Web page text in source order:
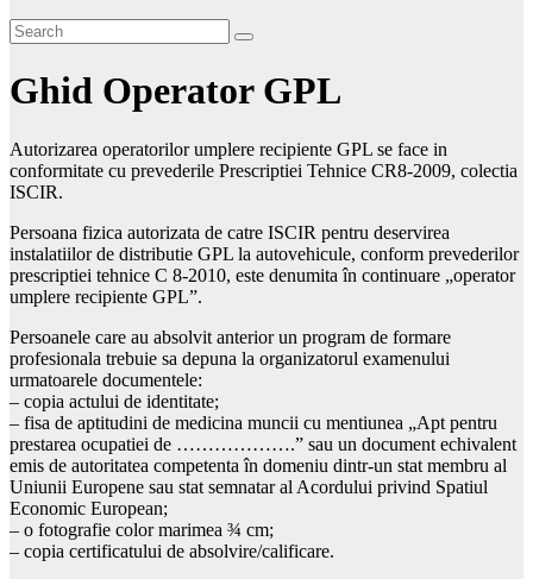
Ghid Operator GPL
Autorizarea operatorilor umplere recipiente GPL se face in
conformitate cu prevederile Prescriptiei Tehnice CR8-2009, colectia
ISCIR.
Persoana fizica autorizata de catre ISCIR pentru deservirea
instalatiilor de distributie GPL la autovehicule, conform prevederilor
prescriptiei tehnice C 8-2010, este denumita în continuare „operator
umplere recipiente GPL”.
Persoanele care au absolvit anterior un program de formare
profesionala trebuie sa depuna la organizatorul examenului
urmatoarele documentele:
– copia actului de identitate;
– fisa de aptitudini de medicina muncii cu mentiunea „Apt pentru
prestarea ocupatiei de ……………….” sau un document echivalent
emis de autoritatea competenta în domeniu dintr-un stat membru al
Uniunii Europene sau stat semnatar al Acordului privind Spatiul
Economic European;
– o fotografie color marimea ¾ cm;
– copia certificatului de absolvire/calificare.